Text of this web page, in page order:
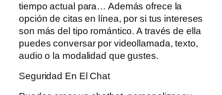
tiempo actual para… Además ofrece la
opción de citas en línea, por si tus intereses
son más del tipo romántico. A través de ella
puedes conversar por videollamada, texto,
audio o la modalidad que gustes.
Seguridad En El Chat